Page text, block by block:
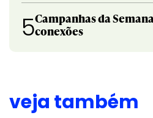
5Campanhas da
conexões
veja também